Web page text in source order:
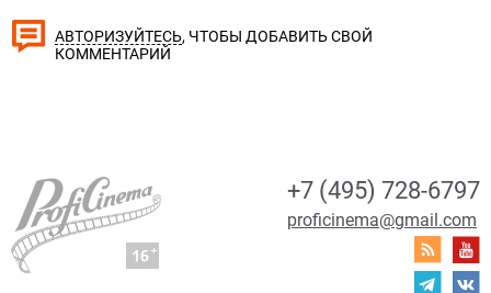
АВТОРИЗУЙТЕСЬ, ЧТОБЫ ДОБАВИТЬ СВОЙ
КОММЕНТАРИЙ
+7 (495) 728-6797
proficinema@gmail.com